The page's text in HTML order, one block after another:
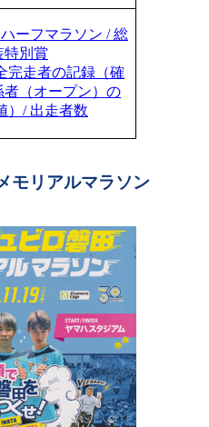
ーフマラソン / 総
特別賞
完走者の記録（確
者（オープン）の
）/ 出走者数
モリアルマラソン